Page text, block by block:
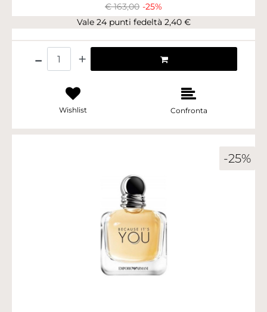
€ 163,00 -25%
Vale 24 punti fedeltà 2,40 €
Wishlist Confronta
-25%